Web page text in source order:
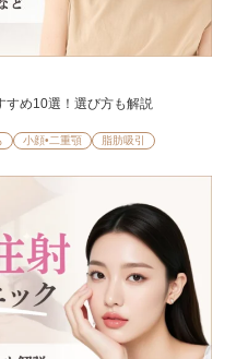
すめ10選！選び方も解説
小顔•二重顎 脂肪吸引